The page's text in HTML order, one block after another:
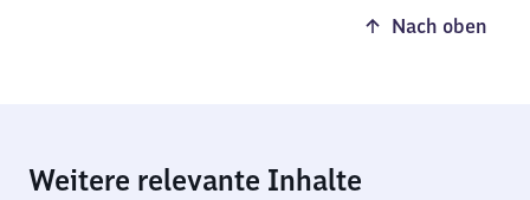
Nach oben
Weitere relevante Inhalte